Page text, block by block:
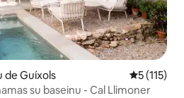
de Guíxols Vidutinis
5 (115)
su baseinu - Cal Llimoner